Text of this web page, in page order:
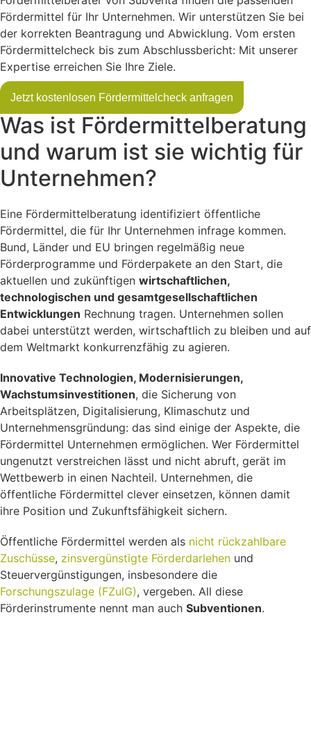
Fördermittel für Ihr Unternehmen. Wir unterstützen Sie bei
der korrekten Beantragung und Abwicklung. Vom ersten
Fördermittelcheck bis zum Abschlussbericht: Mit unserer
Expertise erreichen Sie Ihre Ziele.
Jetzt kostenlosen Fördermittelcheck anfragen
Was ist Fördermittelberatung
und warum ist sie wichtig für
Unternehmen?
Eine Fördermittelberatung identifiziert öffentliche
Fördermittel, die für Ihr Unternehmen infrage kommen.
Bund, Länder und EU bringen regelmäßig neue
Förderprogramme und Förderpakete an den Start, die
aktuellen und zukünftigen wirtschaftlichen,
technologischen und gesamtgesellschaftlichen
Entwicklungen Rechnung tragen. Unternehmen sollen
dabei unterstützt werden, wirtschaftlich zu bleiben und auf
dem Weltmarkt konkurrenzfähig zu agieren.
Innovative Technologien, Modernisierungen,
Wachstumsinvestitionen, die Sicherung von
Arbeitsplätzen, Digitalisierung, Klimaschutz und
Unternehmensgründung: das sind einige der Aspekte, die
Fördermittel Unternehmen ermöglichen. Wer Fördermittel
ungenutzt verstreichen lässt und nicht abruft, gerät im
Wettbewerb in einen Nachteil. Unternehmen, die
öffentliche Fördermittel clever einsetzen, können damit
ihre Position und Zukunftsfähigkeit sichern.
Öffentliche Fördermittel werden als nicht rückzahlbare
Zuschüsse, zinsvergünstigte Förderdarlehen und
Steuervergünstigungen, insbesondere die
Forschungszulage (FZulG), vergeben. All diese
Förderinstrumente nennt man auch Subventionen.